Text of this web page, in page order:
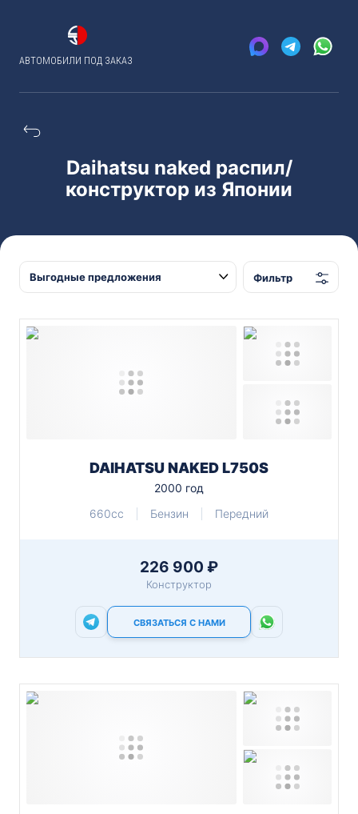
АВТОМОБИЛИ ПОД ЗАКАЗ
Daihatsu naked распил/
конструктор из Японии
Фильтр
DAIHATSU NAKED L750S
2000 год
660cc
Бензин Передний
226 900 ₽
Конструктор
СВЯЗАТЬСЯ С НАМИ